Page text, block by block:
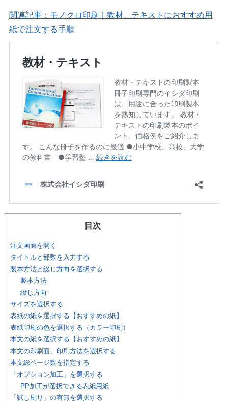
関連記事：モノクロ印刷｜教材、テキストにおすすめ用
紙で注文する手順
目次
注文画面を開く
タイトルと部数を入力する
製本方法と綴じ方向を選択する
製本方法
綴じ方向
サイズを選択する
表紙の紙を選択する【おすすめの紙】
表紙印刷の色を選択する（カラー印刷）
本文の紙を選択する【おすすめの紙】
本文の印刷面、印刷方法を選択する
本文総ページ数を指定する
「オプション加工」を選択する
PP加工が選択できる表紙用紙
「試し刷り」の有無を選択する